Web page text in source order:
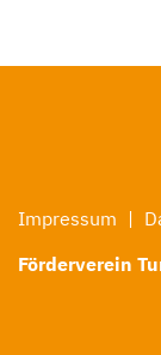
Impressum
Förderverein